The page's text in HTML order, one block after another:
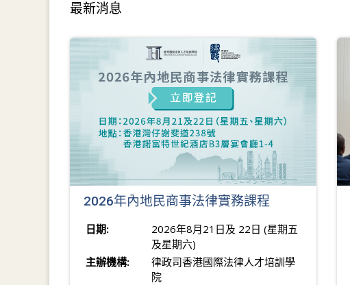
最新消息
2026年內地民商事法律實務課程
日期:
2026年8月21日及 22日 (星期五
及星期六)
主辦機構:
律政司香港國際法律人才培訓學
院